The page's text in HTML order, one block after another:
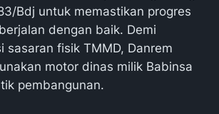
Bdj untuk memastikan progres
dengan baik. Demi
sasaran fisik TMMD, Danrem
motor dinas milik Babinsa
pembangunan.